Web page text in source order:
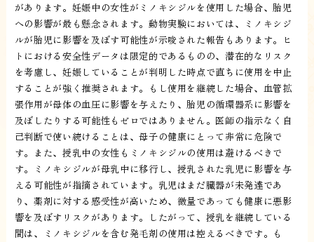
があります。妊娠中の女性がミノキシジルを使用した場合、胎児
への影響が最も懸念されます。動物実験においては、ミノキシジ
ルが胎児に影響を及ぼす可能性が示唆された報告もあります。ヒ
トにおける安全性データは限定的であるものの、潜在的なリスク
を考慮し、妊娠していることが判明した時点で直ちに使用を中止
することが強く推奨されます。もし使用を継続した場合、血管拡
張作用が母体の血圧に影響を与えたり、胎児の循環器系に影響を
及ぼしたりする可能性もゼロではありません。医師の指示なく自
己判断で使い続けることは、母子の健康にとって非常に危険で
す。また、授乳中の女性もミノキシジルの使用は避けるべきで
す。ミノキシジルが母乳中に移行し、授乳された乳児に影響を与
える可能性が指摘されています。乳児はまだ臓器が未発達であ
り、薬剤に対する感受性が高いため、微量であっても健康に悪影
響を及ぼすリスクがあります。したがって、授乳を継続している
間は、ミノキシジルを含む発毛剤の使用は控えるべきです。も